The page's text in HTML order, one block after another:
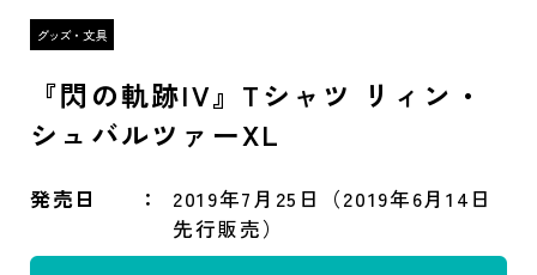
『閃の軌跡IV』Tシャツ リィン・
シュバルツァーXL
発売日
2019年7月25日（2019年6月14日
先行販売）